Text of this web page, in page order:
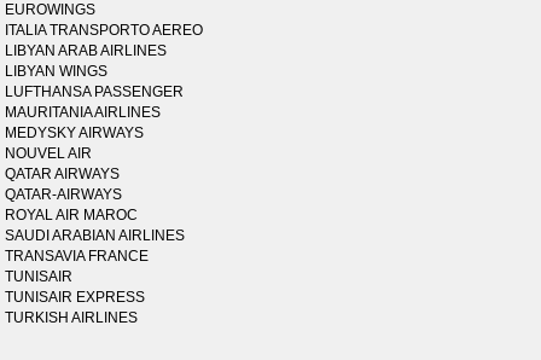
EUROWINGS
ITALIA TRANSPORTO AEREO
LIBYAN ARAB AIRLINES
LIBYAN WINGS
LUFTHANSA PASSENGER
MAURITANIA AIRLINES
MEDYSKY AIRWAYS
NOUVEL AIR
QATAR AIRWAYS
QATAR-AIRWAYS
ROYAL AIR MAROC
SAUDI ARABIAN AIRLINES
TRANSAVIA FRANCE
TUNISAIR
TUNISAIR EXPRESS
TURKISH AIRLINES